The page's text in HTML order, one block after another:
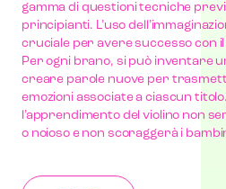
gamma di questioni tecniche
principianti. L’uso
cruciale per avere successo con
Per ogni brano, si può inventare
creare parole nuove per
emozioni associate a ciascun
l’apprendimento del violino non
o noioso e non scoraggerà i